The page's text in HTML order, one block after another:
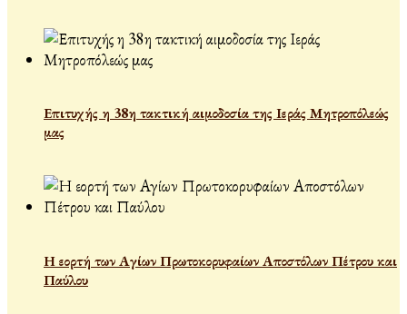
Επιτυχής η 38η τακτική αιμοδοσία της Ιεράς Μητροπόλεώς
μας
Η εορτή των Αγίων Πρωτοκορυφαίων Αποστόλων Πέτρου και
Παύλου